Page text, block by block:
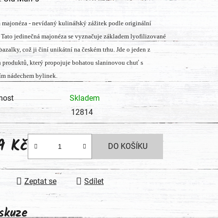
majonéza - nevídaný kulinářský zážitek podle originální
Tato jedinečná majonéza se vyznačuje základem lyofilizované
což ji činí unikátní na českém trhu. Jde o jeden z
produktů, který propojuje bohatou slaninovou chuť s
nádechem bylinek.
Skladem
12814
Kč DO KOŠÍKU
Zeptat se Sdílet